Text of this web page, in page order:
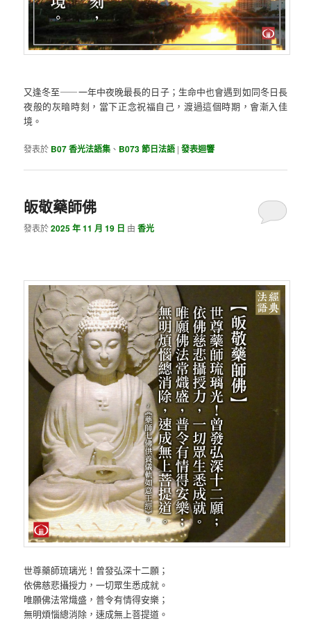
又逢冬至⸺一年中夜晚最長的日子；生命中也會遇到如同冬日長
夜般的灰暗時刻，當下正念祝福自己，渡過這個時期，會漸入佳
境。
發表於 B07 香光法語集 、 B073 節日法語 |發表迴響
皈敬藥師佛
發表於2025 年 11 月 19 日 由香光
世尊藥師琉璃光！曾發弘深十二願；
依佛慈悲攝授力，一切眾生悉成就。
唯願佛法常熾盛，普令有情得安樂；
無明煩惱總消除，速成無上菩提道。